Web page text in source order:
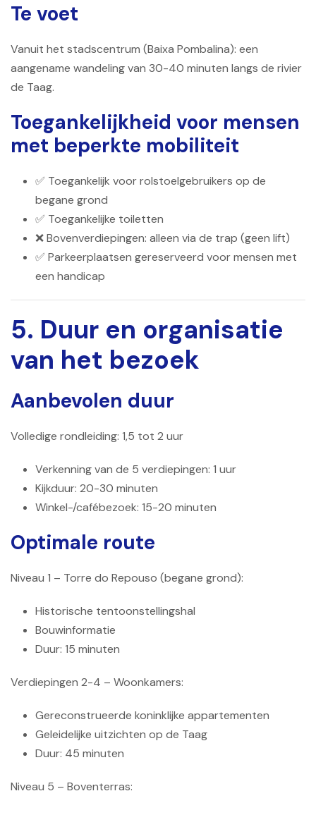
Te voet
Vanuit het stadscentrum (Baixa Pombalina): een
aangename wandeling van 30-40 minuten langs de rivier
de Taag.
Toegankelijkheid voor mensen
met beperkte mobiliteit
✅ Toegankelijk voor rolstoelgebruikers op de
begane grond
✅ Toegankelijke toiletten
❌ Bovenverdiepingen: alleen via de trap (geen lift)
✅ Parkeerplaatsen gereserveerd voor mensen met
een handicap
5. Duur en organisatie
van het bezoek
Aanbevolen duur
Volledige rondleiding: 1,5 tot 2 uur
Verkenning van de 5 verdiepingen: 1 uur
Kijkduur: 20-30 minuten
Winkel-/cafébezoek: 15-20 minuten
Optimale route
Niveau 1 – Torre do Repouso (begane grond):
Historische tentoonstellingshal
Bouwinformatie
Duur: 15 minuten
Verdiepingen 2-4 – Woonkamers:
Gereconstrueerde koninklijke appartementen
Geleidelijke uitzichten op de Taag
Duur: 45 minuten
Niveau 5 – Boventerras: